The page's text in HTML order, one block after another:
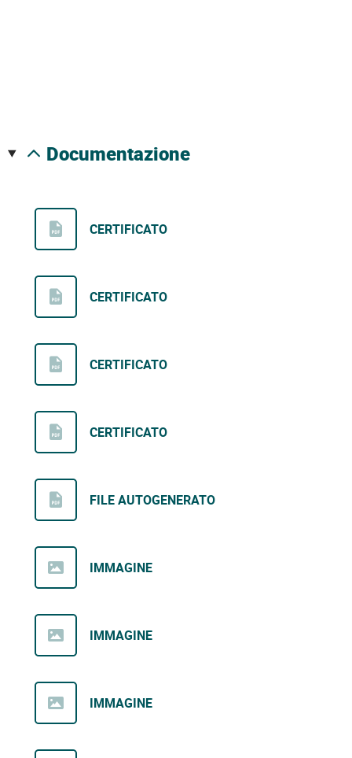
documentazione
CERTIFICATO
CERTIFICATO
CERTIFICATO
CERTIFICATO
FILE AUTOGENERATO
IMMAGINE
IMMAGINE
IMMAGINE